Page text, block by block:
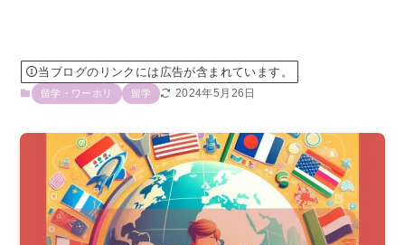
当ブログのリンクには広告が含まれています。
留学・ワーホリ 留学 2024年5月26日